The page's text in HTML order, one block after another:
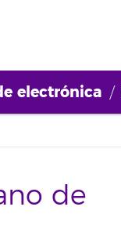
electrónica
de